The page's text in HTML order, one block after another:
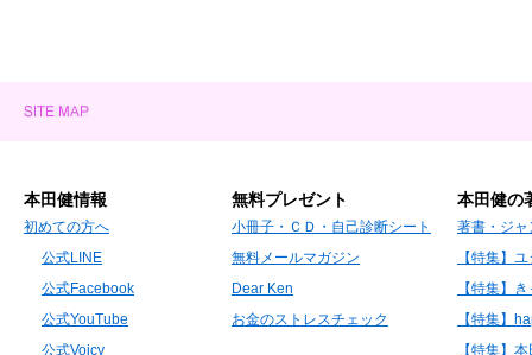
本田健情報
初めての方へ
公式LINE
公式Facebook
公式YouTube
公式Voicy
無料プレゼント
小冊子・ＣＤ・自己診断シート
無料メールマガジン
Dear Ken
お金のストレスチェック
本田健の
著書・ジャ
【特集】
【特集】
【特集】
【特集】